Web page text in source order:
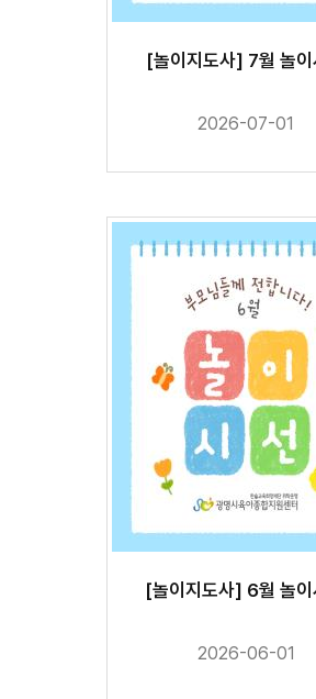
[놀이지도사] 7월 놀이
2026-07-01
[놀이지도사] 6월 놀이
2026-06-01